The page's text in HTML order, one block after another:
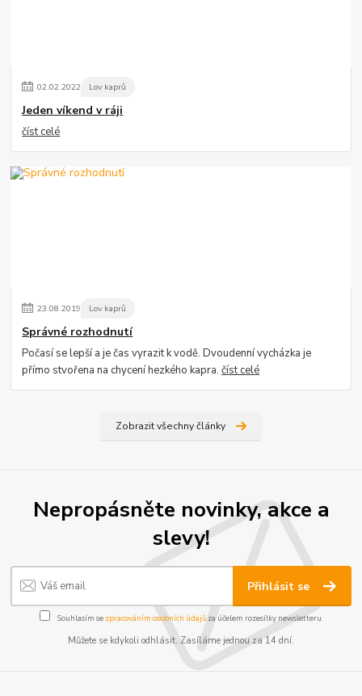
02.02.2022 Lov kaprů
Jeden víkend v ráji
číst celé
23.08.2019 Lov kaprů
Správné rozhodnutí
Počasí se lepší a je čas vyrazit k vodě. Dvoudenní vycházka je
přímo stvořena na chycení hezkého kapra.číst celé
Zobrazit všechny články
Nepropásněte novinky, akce a
slevy!
Přihlásit se
Souhlasím se zpracováním osobních údajůza účelem rozesílky newsletteru.
Můžete se kdykoli odhlásit. Zasíláme jednou za 14 dní.